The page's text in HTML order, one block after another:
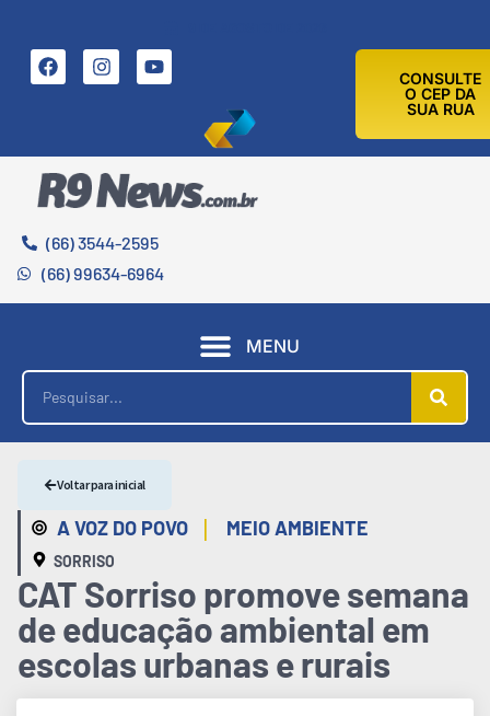
CONSULTE
O CEP DA
SUA RUA
(66) 3544-2595
(66) 99634-6964
MENU
A VOZ DO POVO | MEIO AMBIENTE
SORRISO
Voltar para inicial
CAT Sorriso promove semana
de educação ambiental em
escolas urbanas e rurais